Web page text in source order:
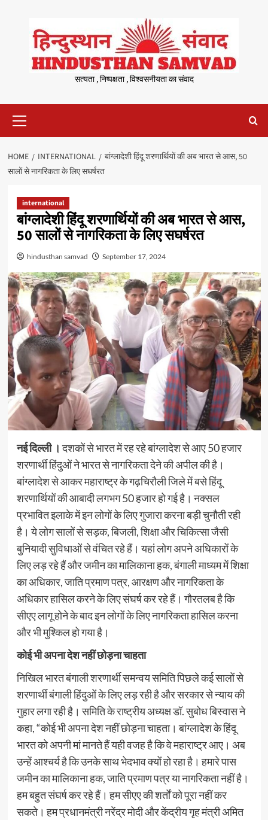
content
सत्यता , निष्पक्षता , विश्वसनीयता का संवाद
Menu
HOME INTERNATIONAL
बांग्लादेशी हिंदू शरणार्थियों की अब भारत से आस, 50
सालों से नागरिकता के लिए सघर्षरत
international
बांग्लादेशी हिंदू शरणार्थियों की अब भारत से आस,
50 सालों से नागरिकता के लिए सघर्षरत
hindusthan samvad September 17, 2024
नई दिल्‍ली । दशकों से भारत में रह रहे बांग्लादेश से आए 50 हजार
शरणार्थी हिंदुओं ने भारत से नागरिकता देने की अपील की है।
बांग्लादेश से आकर महाराष्ट्र के गढ़चिरौली जिले में बसे हिंदू
शरणार्थियों की आबादी लगभग 50 हजार हो गई है। नक्सल
प्रभावित इलाके में इन लोगों के लिए गुजारा करना बड़ी चुनौती रही
है। ये लोग सालों से सड़क, बिजली, शिक्षा और चिकित्सा जैसी
बुनियादी सुविधाओं से वंचित रहे हैं। यहां लोग अपने अधिकारों के
लिए लड़ रहे हैं और जमीन का मालिकाना हक, बंगाली माध्यम में शिक्षा
का अधिकार, जाति प्रमाण पत्र, आरक्षण और नागरिकता के
अधिकार हासिल करने के लिए संघर्ष कर रहे हैं। गौरतलब है कि
सीएए लागू होने के बाद इन लोगों के लिए नागरिकता हासिल करना
और भी मुश्किल हो गया है।
कोई भी अपना देश नहीं छोड़ना चाहता
निखिल भारत बंगाली शरणार्थी समन्वय समिति पिछले कई सालों से
शरणार्थी बंगाली हिंदुओं के लिए लड़ रही है और सरकार से न्याय की
गुहार लगा रही है। समिति के राष्ट्रीय अध्यक्ष डॉ. सुबोध बिस्वास ने
कहा, “कोई भी अपना देश नहीं छोड़ना चाहता। बांग्लादेश के हिंदू
भारत को अपनी मां मानते हैं यही वजह है कि वे महाराष्ट्र आए। अब
उन्हें आश्चर्य है कि उनके साथ भेदभाव क्यों हो रहा है। हमारे पास
जमीन का मालिकाना हक, जाति प्रमाण पत्र या नागरिकता नहीं है।
हम बहुत संघर्ष कर रहे हैं। हम सीएए की शर्तों को पूरा नहीं कर
सकते। हम प्रधानमंत्री नरेंद्र मोदी और केंद्रीय गृह मंत्री अमित